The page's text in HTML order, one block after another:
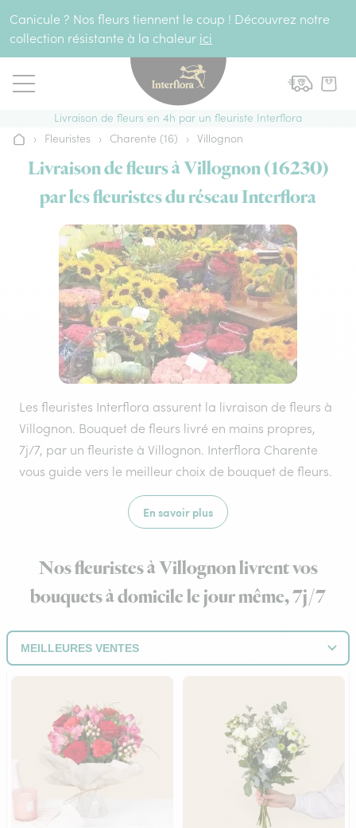
Canicule ? Nos fleurs tiennent le coup ! Découvrez notre
collection résistante à la chaleur ici
Livraison de fleurs en 4h par un fleuriste Interflora
Accueil
› Fleuristes › Charente (16) › Villognon
Livraison de fleurs à Villognon (16230)
par les fleuristes du réseau Interflora
Les fleuristes Interflora assurent la livraison de fleurs à
Villognon. Bouquet de fleurs livré en mains propres,
7j/7, par un fleuriste à Villognon. Interflora Charente
vous guide vers le meilleur choix de bouquet de fleurs.
En savoir plus
Nos fleuristes à Villognon livrent vos
bouquets à domicile le jour même, 7j/7